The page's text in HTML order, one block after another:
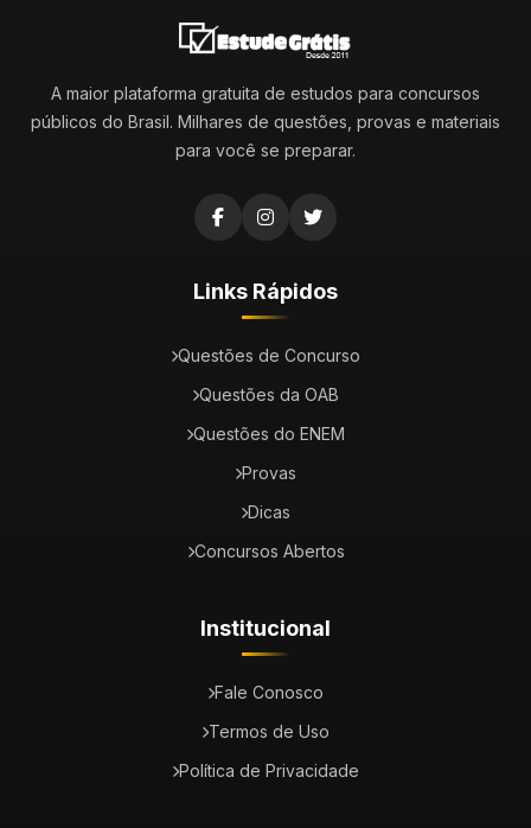
A maior plataforma gratuita de estudos para concursos
públicos do Brasil. Milhares de questões, provas e materiais
para você se preparar.
Links Rápidos
Questões de Concurso
Questões da OAB
Questões do ENEM
Provas
Dicas
Concursos Abertos
Institucional
Fale Conosco
Termos de Uso
Política de Privacidade